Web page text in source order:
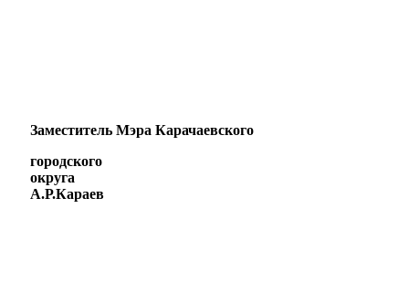
Заместитель Мэра Карачаевского
городского
округа
А.Р.Караев